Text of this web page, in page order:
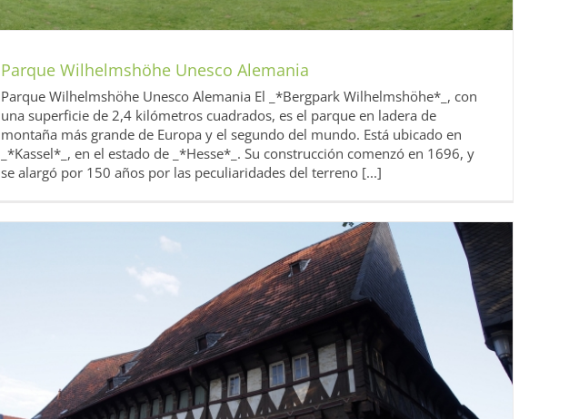
Parque Wilhelmshöhe Unesco Alemania
Parque Wilhelmshöhe Unesco Alemania El _*Bergpark Wilhelmshöhe*_, con
una superficie de 2,4 kilómetros cuadrados, es el parque en ladera de
montaña más grande de Europa y el segundo del mundo. Está ubicado en
_*Kassel*_, en el estado de _*Hesse*_. Su construcción comenzó en 1696, y
se alargó por 150 años por las peculiaridades del terreno [...]